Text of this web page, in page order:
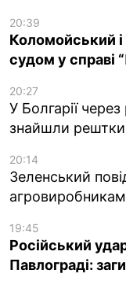
20:39
Коломойський
судом у справі
20:27
У Болгарії
знайшли
20:14
Зеленський
19:45
Російський
Павлограді: